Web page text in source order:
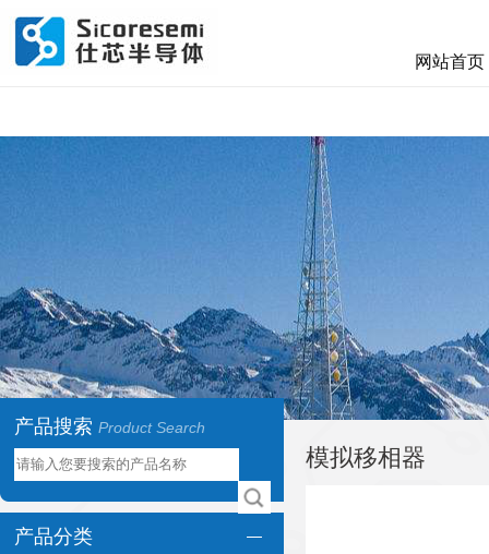
网站首页
产品搜索 Product Search
产品分类
模拟移相器